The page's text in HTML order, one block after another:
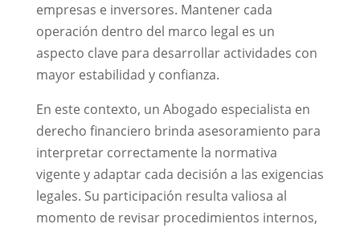
empresas e inversores. Mantener cada
operación dentro del marco legal es un
aspecto clave para desarrollar actividades con
mayor estabilidad y confianza.
En este contexto, un Abogado especialista en
derecho financiero brinda asesoramiento para
interpretar correctamente la normativa
vigente y adaptar cada decisión a las exigencias
legales. Su participación resulta valiosa al
momento de revisar procedimientos internos,